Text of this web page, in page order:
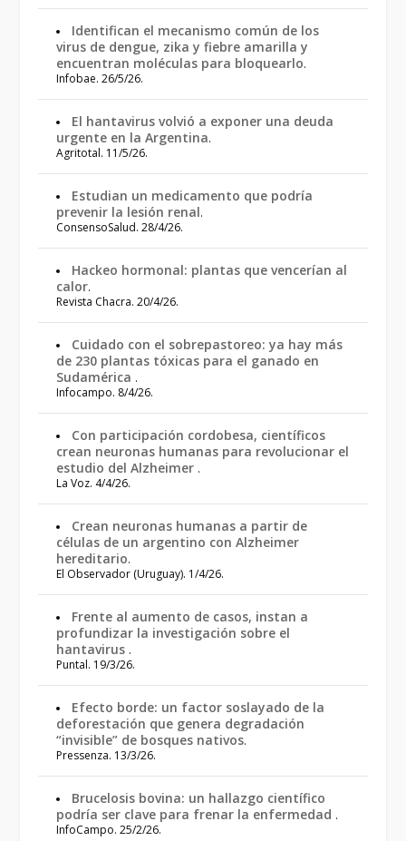
Identifican el mecanismo común de los
virus de dengue, zika y fiebre amarilla y
encuentran moléculas para bloquearlo.
Infobae. 26/5/26.
El hantavirus volvió a exponer una deuda
urgente en la Argentina.
Agritotal. 11/5/26.
Estudian un medicamento que podría
prevenir la lesión renal.
ConsensoSalud. 28/4/26.
Hackeo hormonal: plantas que vencerían al
calor.
Revista Chacra. 20/4/26.
Cuidado con el sobrepastoreo: ya hay más
de 230 plantas tóxicas para el ganado en
Sudamérica .
Infocampo. 8/4/26.
Con participación cordobesa, científicos
crean neuronas humanas para revolucionar el
estudio del Alzheimer .
La Voz. 4/4/26.
Crean neuronas humanas a partir de
células de un argentino con Alzheimer
hereditario.
El Observador (Uruguay). 1/4/26.
Frente al aumento de casos, instan a
profundizar la investigación sobre el
hantavirus .
Puntal. 19/3/26.
Efecto borde: un factor soslayado de la
deforestación que genera degradación
“invisible” de bosques nativos.
Pressenza. 13/3/26.
Brucelosis bovina: un hallazgo científico
podría ser clave para frenar la enfermedad .
InfoCampo. 25/2/26.